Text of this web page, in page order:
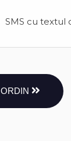
SMS cu textul
ORDIN